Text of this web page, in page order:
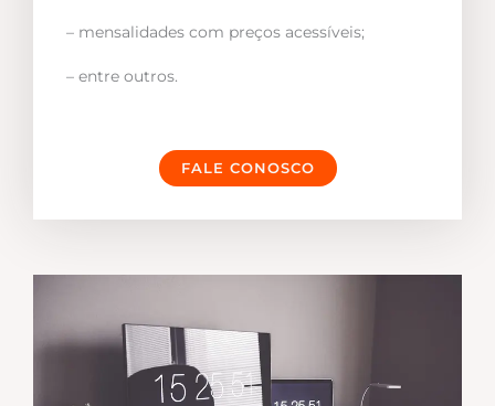
– mensalidades com preços acessíveis;
– entre outros.
FALE CONOSCO